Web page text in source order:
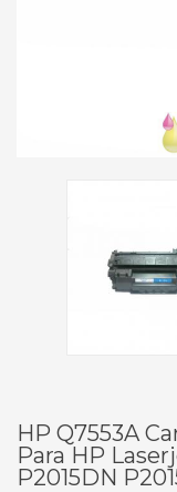
HP Q7553A
Para HP
P2015DN